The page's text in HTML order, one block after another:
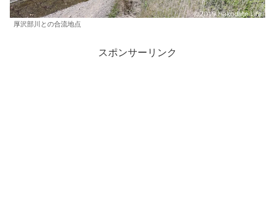
厚沢部川との合流地点
スポンサーリンク